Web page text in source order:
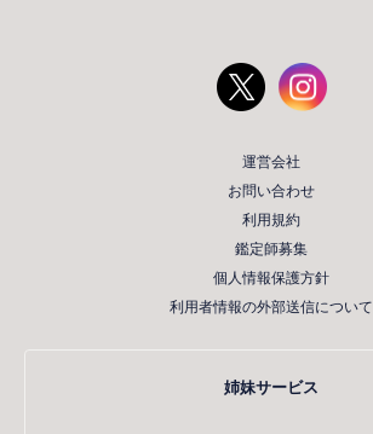
運営会社
お問い合わせ
利用規約
鑑定師募集
個人情報保護方針
利用者情報の外部送信について
姉妹サービス